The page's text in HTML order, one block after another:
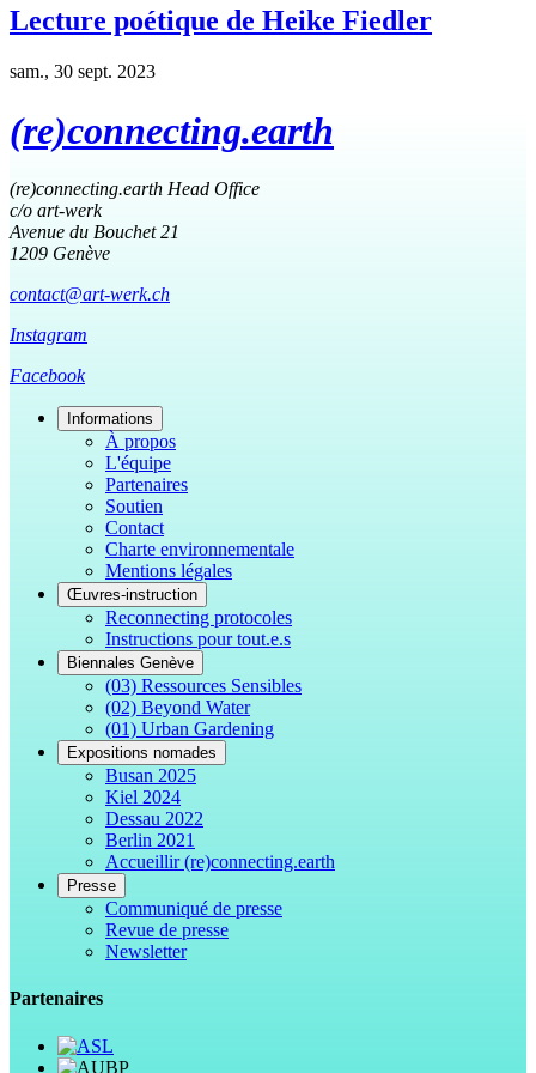
Lecture poétique de Heike Fiedler
sam., 30 sept. 2023
(re)connecting.earth
(re)connecting.earth Head Office
c/o art-werk
Avenue du Bouchet 21
1209 Genève
contact@art-werk.ch
Instagram
Facebook
Informations
À propos
L'équipe
Partenaires
Soutien
Contact
Charte environnementale
Mentions légales
Œuvres-instruction
Reconnecting protocoles
Instructions pour tout.e.s
Biennales Genève
(03) Ressources Sensibles
(02) Beyond Water
(01) Urban Gardening
Expositions nomades
Busan 2025
Kiel 2024
Dessau 2022
Berlin 2021
Accueillir (re)connecting.earth
Presse
Communiqué de presse
Revue de presse
Newsletter
Partenaires